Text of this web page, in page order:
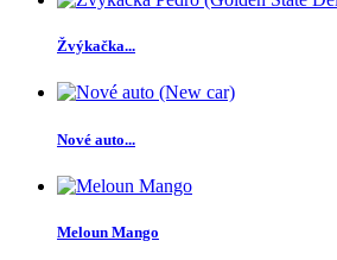
Žvýkačka...
Nové auto...
Meloun Mango